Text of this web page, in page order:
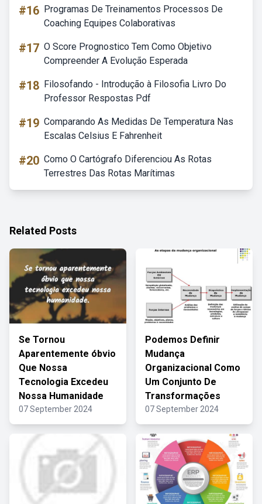
#16 Programas De Treinamentos Processos De
Coaching Equipes Colaborativas
#17 O Score Prognostico Tem Como Objetivo
Compreender A Evolução Esperada
#18 Filosofando - Introdução à Filosofia Livro Do
Professor Respostas Pdf
#19 Comparando As Medidas De Temperatura Nas
Escalas Celsius E Fahrenheit
#20 Como O Cartógrafo Diferenciou As Rotas
Terrestres Das Rotas Marítimas
Related Posts
Se Tornou
Aparentemente óbvio
Que Nossa
Tecnologia Excedeu
Nossa Humanidade
07 September 2024
Podemos Definir
Mudança
Organizacional Como
Um Conjunto De
Transformações
07 September 2024